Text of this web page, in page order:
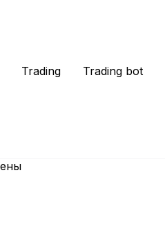
Trading Trading bot